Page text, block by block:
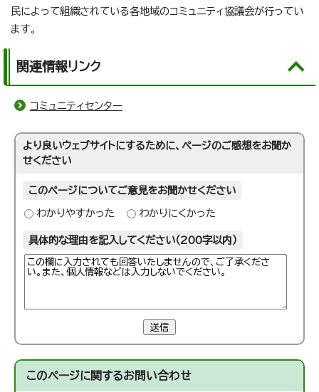
民によって組織されている各地域のコミュニティ協議会が行ってい
ます。
関連情報リンク
コミュニティセンター
より良いウェブサイトにするために、ページのご感想をお聞か
せください
このページについてご意見をお聞かせください
わかりやすかった わかりにくかった
具体的な理由を記入してください（200字以内）
送信
このページに関するお問い合わせ